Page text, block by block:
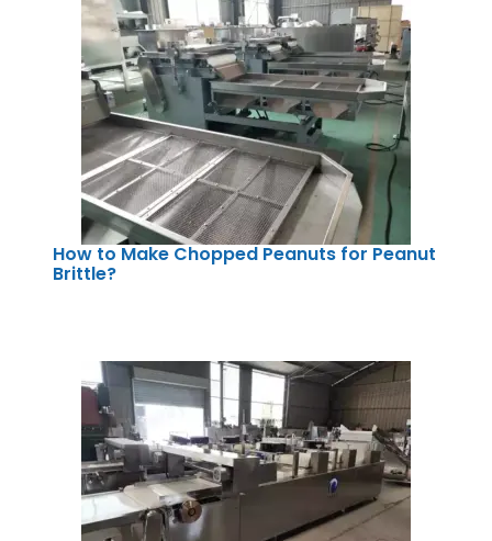
How to Make Chopped Peanuts for Peanut
Brittle?